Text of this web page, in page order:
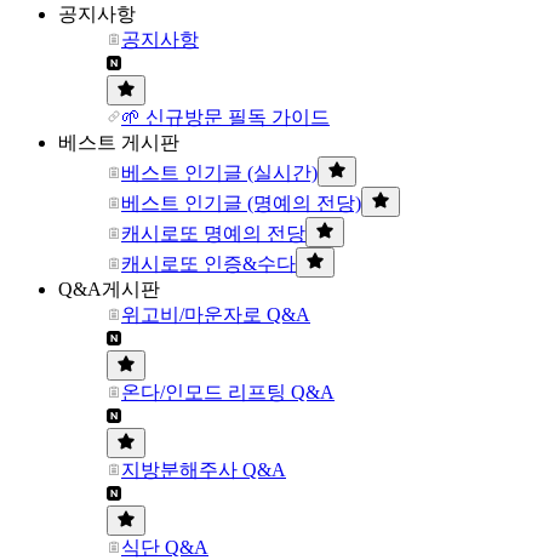
공지사항
공지사항
🌱 신규방문 필독 가이드
베스트 게시판
베스트 인기글 (실시간)
베스트 인기글 (명예의 전당)
캐시로또 명예의 전당
캐시로또 인증&수다
Q&A게시판
위고비/마운자로 Q&A
온다/인모드 리프팅 Q&A
지방분해주사 Q&A
식단 Q&A